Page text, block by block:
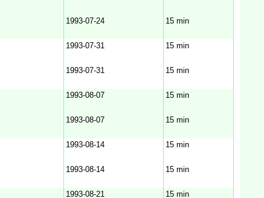
1993‑07‑24 15 min
1993‑07‑31 15 min
1993‑07‑31 15 min
1993‑08‑07 15 min
1993‑08‑07 15 min
1993‑08‑14 15 min
1993‑08‑14 15 min
1993‑08‑21 15 min